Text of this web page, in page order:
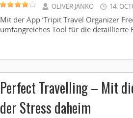
OLIVER JANKO 14.
Mit der App ‘Tripit Travel Organizer
umfangreiches Tool für die detaillierte
Perfect Travelling – Mit
der Stress daheim